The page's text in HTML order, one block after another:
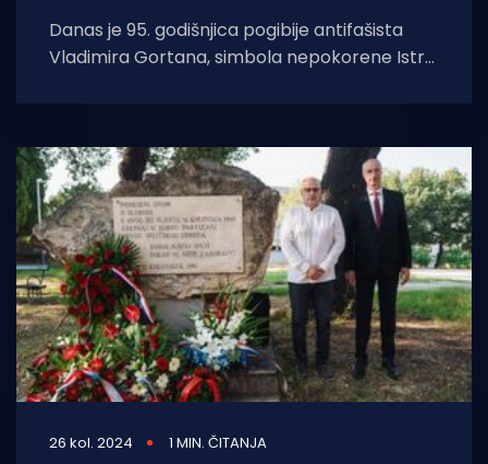
Danas je 95. godišnjica pogibije antifašista
Vladimira Gortana, simbola nepokorene Istre
junaka danas se u
26 kol. 2024 1 MIN. ČITANJA